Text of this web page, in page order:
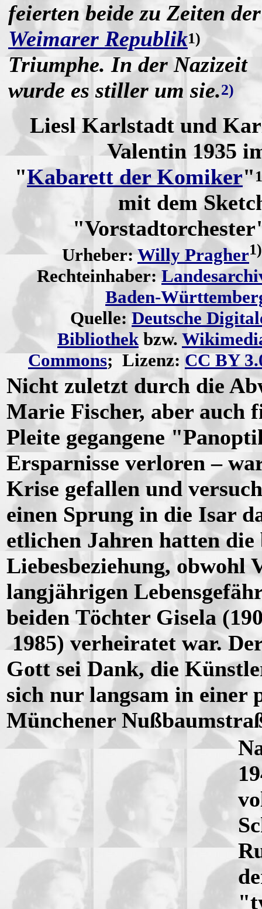
feierten beide zu Zeiten der
Weimarer Republik1)
Triumphe. In der Nazizeit
wurde es stiller um sie.2)
Liesl Karlstadt und
Valentin 1935
"Kabarett der Komiker"
mit dem
Urheber:Willy Pragher1)
Rechteinhaber:
Baden-
Quelle:Deutsche
Bibliothekbzw.
Commons;Lizenz: CC BY
Nicht zuletzt durch die
Marie Fischer, aber auch
Pleite gegangene
Ersparnisse verloren –
Krise gefallen und
einen Sprung in die Isar
etlichen Jahren hatten die
Liebesbeziehung, obwohl
langjährigen
beiden Töchter Gisela
1985) verheiratet war.
Gott sei Dank, die
sich nur langsam in einer
Münchener